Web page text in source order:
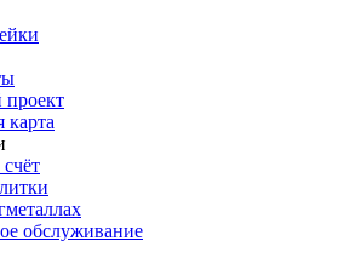
проект
карта
обслуживание